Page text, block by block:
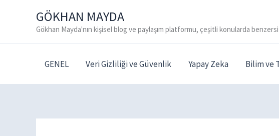
GÖKHAN MAYDA
Gökhan Mayda'nın kişisel blog ve paylaşım platformu, çeşitli konularda
GENEL Veri Gizliliği ve Güvenlik Yapay Zeka Bilim ve